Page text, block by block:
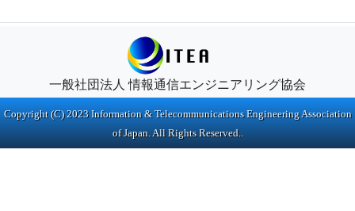
一般社団法人 情報通信エンジニアリング協会
Copyright (C) 2023 Information & Telecommunications Engineering Association
of Japan. All Rights Reserved..